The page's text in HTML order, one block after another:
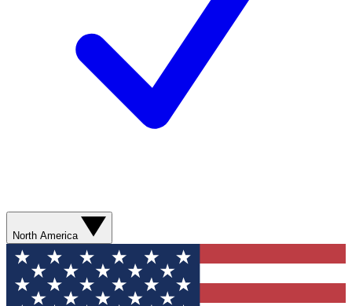
North America